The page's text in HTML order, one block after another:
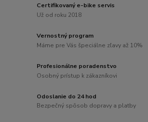
Certifikovaný e-bike servis
Už od roku 2018
Vernostný program
Máme pre Vás špeciálne zľavy až 10%
Profesionálne poradenstvo
Osobný prístup k zákazníkovi
Odoslanie do 24 hod
Bezpečný spôsob dopravy a platby